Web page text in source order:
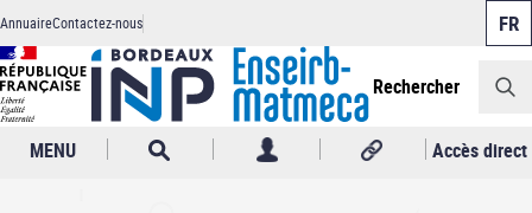
Aller
au
contenu
principal
Header
AnnuaireContactez-nous
Rechercher
MENU Accès direct
Panneau de gestion des cookies